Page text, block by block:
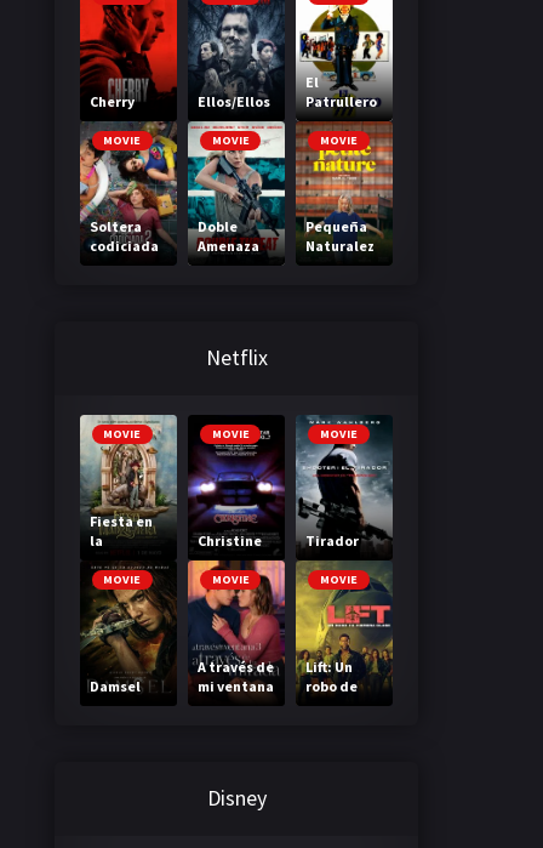
Cherry Ellos/Ellos
El
Patrullero
777
MOVIE
Soltera
codiciada
2
MOVIE
Doble
Amenaza
MOVIE
Pequeña
Naturalez
a
Netflix
MOVIE
Fiesta en
la
Madriguer
a
MOVIE
Christine
MOVIE
Tirador
MOVIE
Damsel
MOVIE
A través de
mi ventana
3: A través
MOVIE
Lift: Un
robo de
primera
Disney